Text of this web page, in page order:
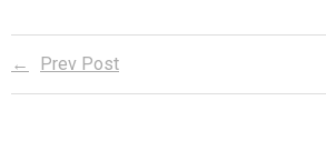
Prev Post